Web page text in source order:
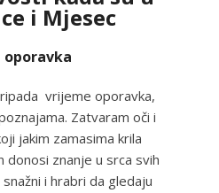
i Mjesec
oporavka
vrijeme oporavka,
Zatvaram oči i
jakim zamasima krila
donosi znanje u srca svih
i hrabri da gledaju